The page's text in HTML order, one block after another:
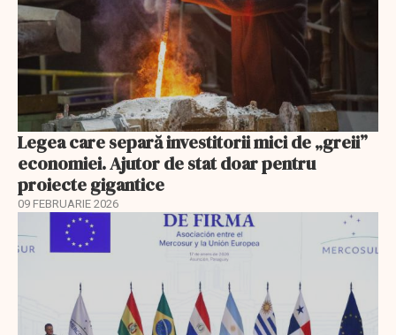
Legea care separă investitorii mici de „greii”
economiei. Ajutor de stat doar pentru
proiecte gigantice
09 FEBRUARIE 2026